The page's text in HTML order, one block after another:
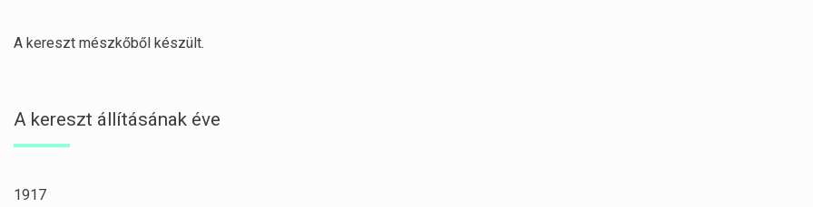
A kereszt mészkőből készült.
A kereszt állításának éve
1917